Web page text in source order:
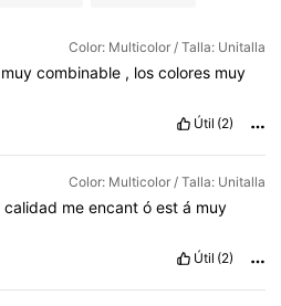
Color: Multicolor / Talla: Unitalla
muy combinable , los colores muy
Útil (2)
Color: Multicolor / Talla: Unitalla
calidad me encant ó est á muy
Útil (2)